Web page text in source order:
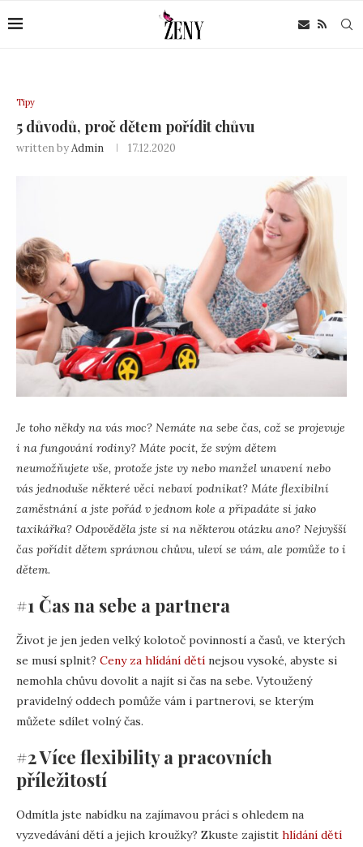
Tipy
5 důvodů, proč dětem pořídit chůvu
written byAdmin 17.12.2020
Je toho někdy na vás moc? Nemáte na sebe čas, což se projevuje
i na fungování rodiny? Máte pocit, že svým dětem
neumožňujete vše, protože jste vy nebo manžel unavení nebo
vás jednoduše některé věci nebaví podnikat? Máte flexibilní
zaměstnání a jste pořád v jednom kole a připadáte si jako
taxikářka? Odpověděla jste si na některou otázku ano? Nejvyšší
čas pořídit dětem správnou chůvu, uleví se vám, ale pomůže to i
dětem.
#1 Čas na sebe a partnera
Život je jen jeden velký kolotoč povinností a časů, ve kterých
se musí splnit? Ceny za hlídání dětí nejsou vysoké, abyste si
nemohla chůvu dovolit a najít si čas na sebe. Vytoužený
pravidelný oddech pomůže vám i partnerovi, se kterým
můžete sdílet volný čas.
#2 Více flexibility a pracovních
příležitostí
Odmítla jste nabídku na zajímavou práci s ohledem na
vyzvedávání dětí a jejich kroužky? Zkuste zajistit hlídání dětí